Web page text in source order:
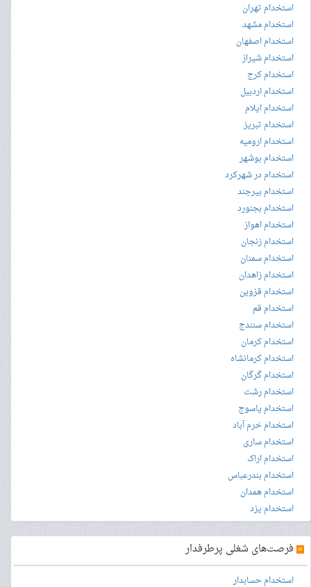
استخدام تهران
استخدام مشهد
استخدام اصفهان
استخدام شیراز
استخدام کرج
استخدام اردبیل
استخدام ایلام
استخدام تبریز
استخدام ارومیه
استخدام بوشهر
استخدام در شهرکرد
استخدام بیرجند
استخدام بجنورد
استخدام اهواز
استخدام زنجان
استخدام سمنان
استخدام زاهدان
استخدام قزوین
استخدام قم
استخدام سنندج
استخدام کرمان
استخدام کرمانشاه
استخدام گرگان
استخدام رشت
استخدام یاسوج
استخدام خرم آباد
استخدام ساری
استخدام اراک
استخدام بندرعباس
استخدام همدان
استخدام یزد
» فرصت‌های شغلی پرطرفدار
استخدام حسابدار